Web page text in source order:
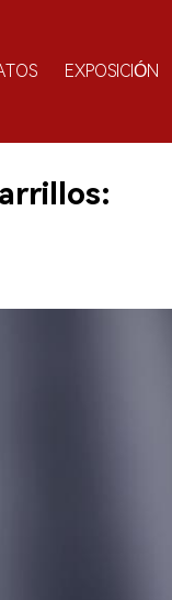
EXPOSICIÓN